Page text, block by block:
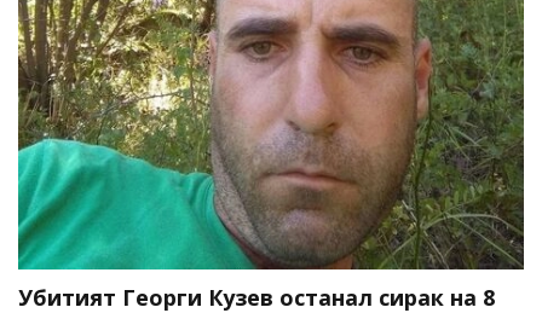
Убитият Георги Кузев останал сирак на 8